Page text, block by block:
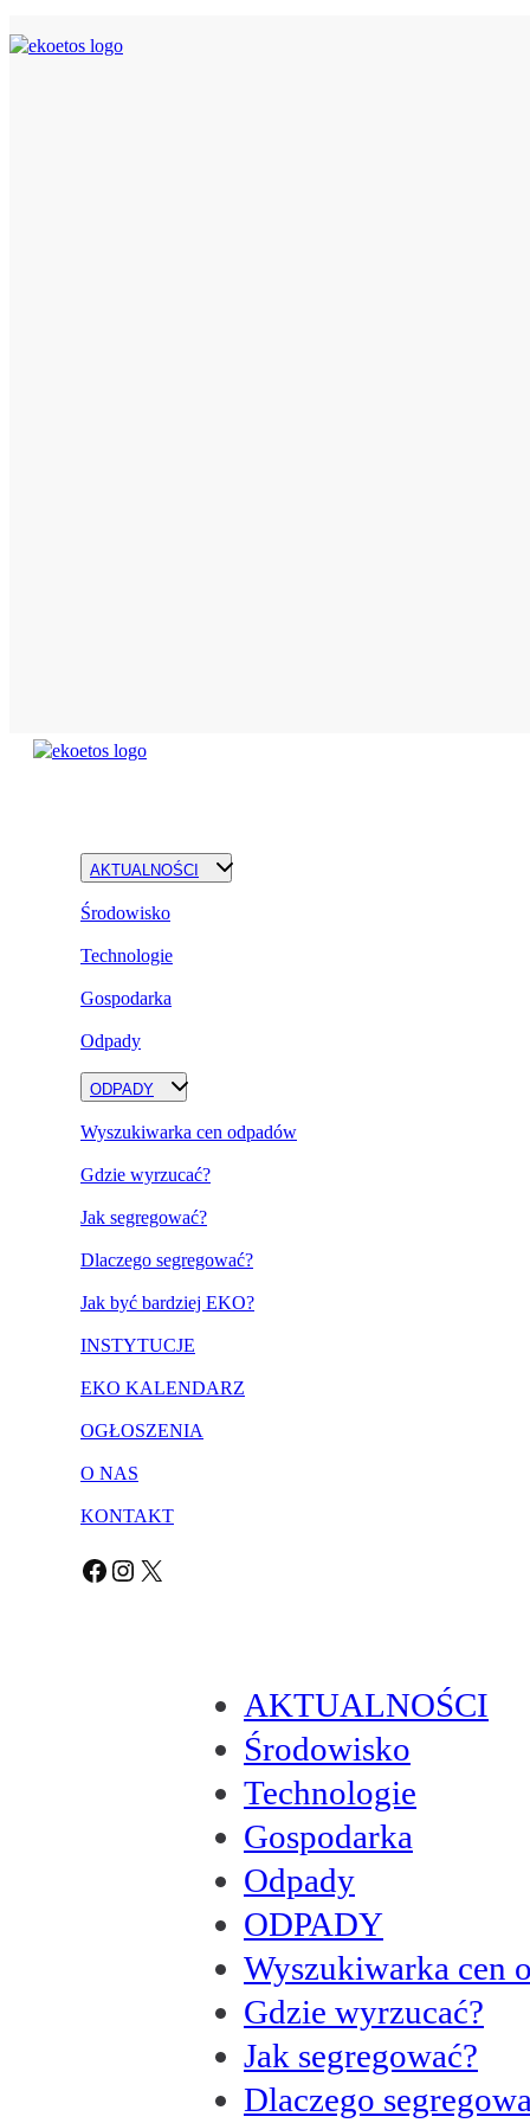
AKTUALNOŚCI
Środowisko
Technologie
Gospodarka
Odpady
ODPADY
Wyszukiwarka cen odpadów
Gdzie wyrzucać?
Jak segregować?
Dlaczego segregować?
Jak być bardziej EKO?
INSTYTUCJE
EKO KALENDARZ
OGŁOSZENIA
O NAS
KONTAKT
Facebook Instagram X
AKTUALNOŚCI
Środowisko
Technologie
Gospodarka
Odpady
ODPADY
Wyszukiwarka cen
Gdzie wyrzucać?
Jak segregować?
Dlaczego